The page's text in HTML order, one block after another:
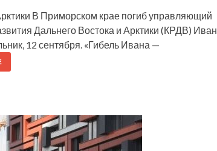
В Приморском крае погиб управляющий
Дальнего Востока и Арктики (КРДВ) Иван
12 сентября. «Гибель Ивана —